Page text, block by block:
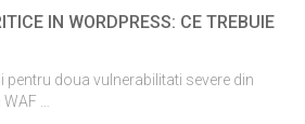
IN WORDPRESS: CE TREBUIE
doua vulnerabilitati severe din
…